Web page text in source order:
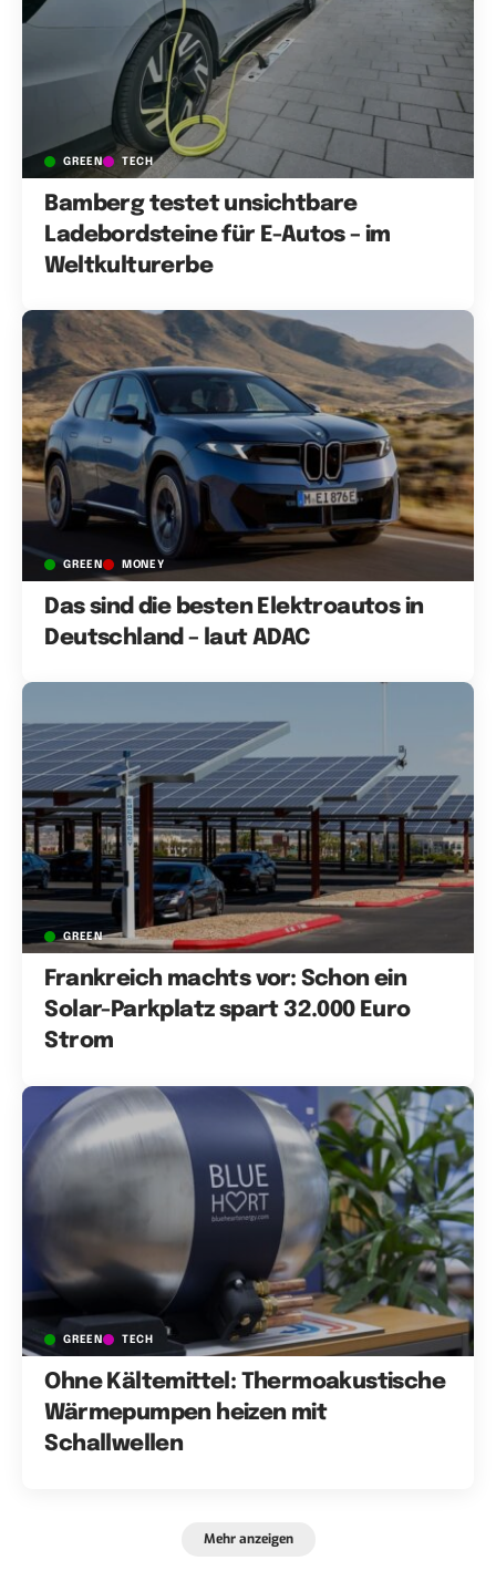
GREEN TECH
Bamberg testet unsichtbare
Ladebordsteine für E-Autos – im
Weltkulturerbe
GREEN MONEY
Das sind die besten Elektroautos in
Deutschland – laut ADAC
GREEN
Frankreich machts vor: Schon ein
Solar-Parkplatz spart 32.000 Euro
Strom
GREEN TECH
Ohne Kältemittel: Thermoakustische
Wärmepumpen heizen mit
Schallwellen
Mehr anzeigen